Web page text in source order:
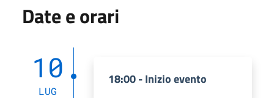
Date e orari
10
LUG
18:00 - Inizio evento